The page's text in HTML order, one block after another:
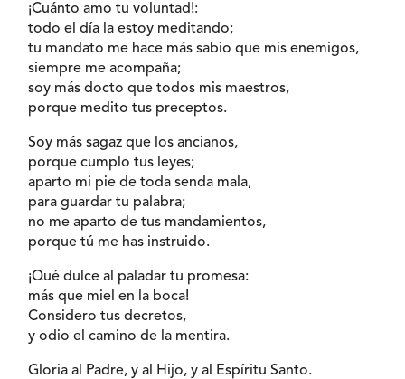
¡Cuánto amo tu voluntad!:
todo el día la estoy meditando;
tu mandato me hace más sabio que mis enemigos,
siempre me acompaña;
soy más docto que todos mis maestros,
porque medito tus preceptos.
Soy más sagaz que los ancianos,
porque cumplo tus leyes;
aparto mi pie de toda senda mala,
para guardar tu palabra;
no me aparto de tus mandamientos,
porque tú me has instruido.
¡Qué dulce al paladar tu promesa:
más que miel en la boca!
Considero tus decretos,
y odio el camino de la mentira.
Gloria al Padre, y al Hijo, y al Espíritu Santo.